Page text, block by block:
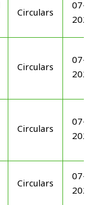
Circulars
07-
Circulars
07-
Circulars
07-
Circulars
07-